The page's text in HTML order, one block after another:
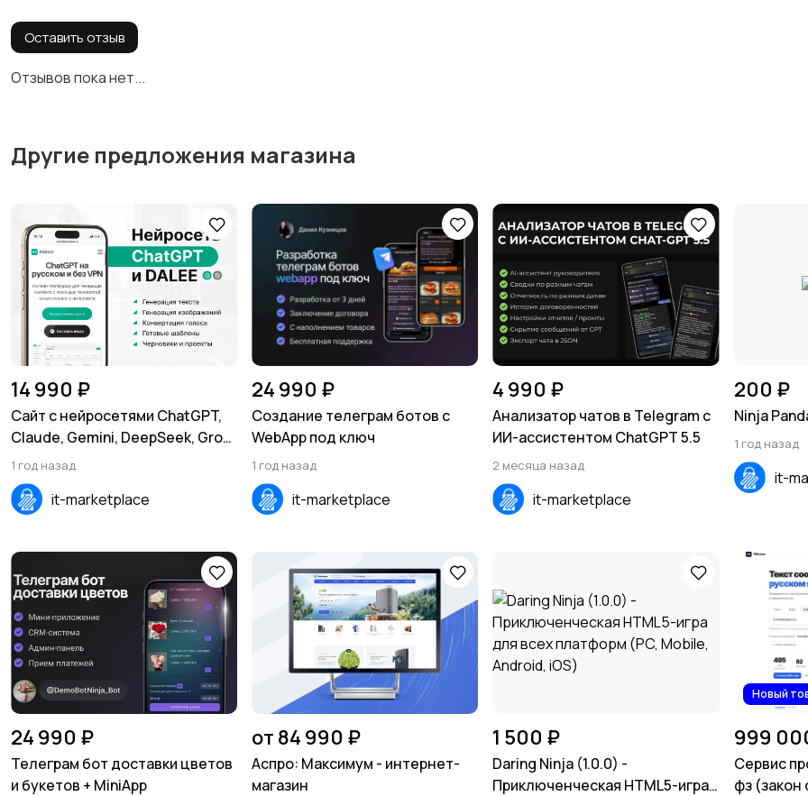
Оставить отзыв
Отзывов пока нет...
Другие предложения магазина
14 990 ₽
Сайт с нейросетями ChatGPT,
Claude, Gemini, DeepSeek, Grok,
Qwen (ОБНОВЛЕНО)
1 год назад
it-marketplace
24 990 ₽
Создание телеграм ботов с
WebApp под ключ
1 год назад
it-marketplace
4 990 ₽
Анализатор чатов в Telegram с
ИИ-ассистентом СhatGPT 5.5
2 месяца назад
it-marketplace
200 ₽
Ninja
1 год назад
it-
24 990 ₽
Телеграм бот доставки цветов
и букетов + MiniApp
от 84 990 ₽
Аспро: Максимум - интернет-
магазин
1 500 ₽
Daring Ninja (1.0.0) -
Приключенческая HTML5-игра
Новый
999
Сервис
фз (закон